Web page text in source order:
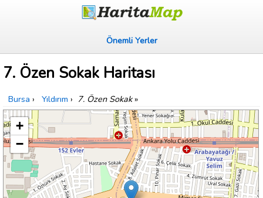
Önemli Yerler
7. Özen Sokak Haritası
Bursa › Yıldırım › 7. Özen Sokak»
+
−